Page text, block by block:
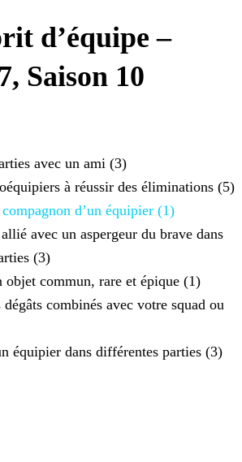
d’équipe –
Saison 10
avec un ami (3)
à réussir des éliminations (5)
d’un équipier (1)
avec un aspergeur du brave dans
(3)
objet commun, rare et épique (1)
combinés avec votre squad ou
équipier dans différentes parties (3)